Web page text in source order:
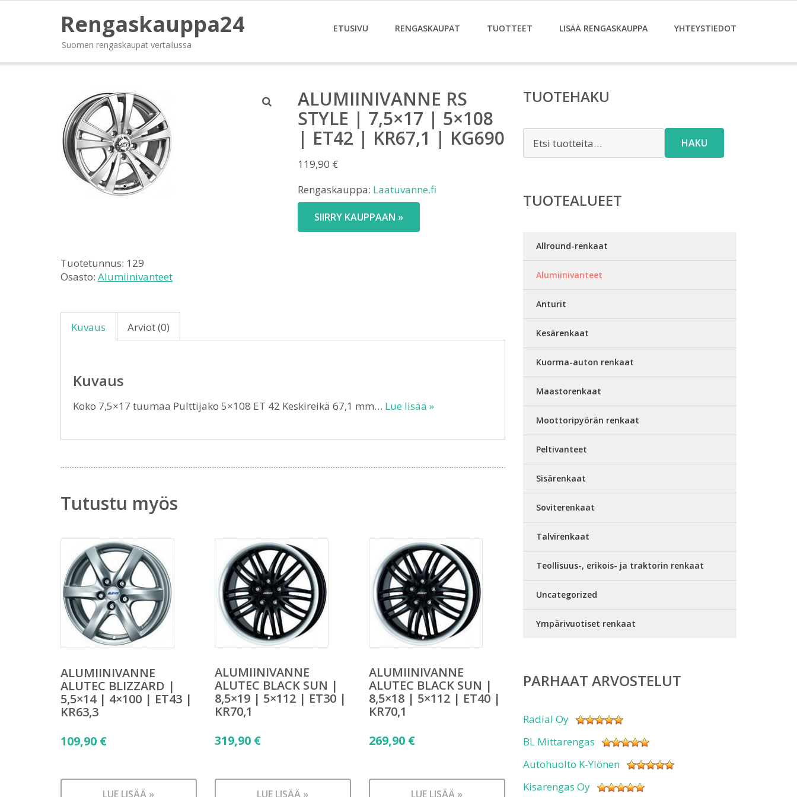
Rengaskauppa24
Suomen rengaskaupat vertailussa
ETUSIVU RENGASKAUPAT TUOTTEET LISÄÄ RENGASKAUPPA YHTEYSTIEDOT
ALUMIINIVANNE RS
STYLE | 7,5×17 | 5×108
| ET42 | KR67,1 | KG690
119,90 €
Rengaskauppa: Laatuvanne.fi
SIIRRY KAUPPAAN »
Tuotetunnus: 129
Osasto: Alumiinivanteet
Kuvaus Arviot (0)
Kuvaus
Koko 7,5×17 tuumaa Pulttijako 5×108 ET 42 Keskireikä 67,1 mm… Lue lisää »
Tutustu myös
ALUMIINIVANNE
ALUTEC BLIZZARD |
5,5×14 | 4×100 | ET43 |
KR63,3
109,90 €
LUE LISÄÄ »
ALUMIINIVANNE
ALUTEC BLACK SUN |
8,5×19 | 5×112 | ET30 |
KR70,1
319,90 €
LUE LISÄÄ »
ALUMIINIVANNE
ALUTEC BLACK SUN |
8,5×18 | 5×112 | ET40 |
KR70,1
269,90 €
LUE LISÄÄ »
TUOTEHAKU
HAKU
TUOTEALUEET
Allround-renkaat
Alumiinivanteet
Anturit
Kesärenkaat
Kuorma-auton renkaat
Maastorenkaat
Moottoripyörän renkaat
Peltivanteet
Sisärenkaat
Soviterenkaat
Talvirenkaat
Teollisuus-, erikois- ja traktorin renkaat
Uncategorized
Ympärivuotiset renkaat
PARHAAT ARVOSTELUT
Radial Oy
BL Mittarengas
Autohuolto K-Ylönen
Kisarengas Oy